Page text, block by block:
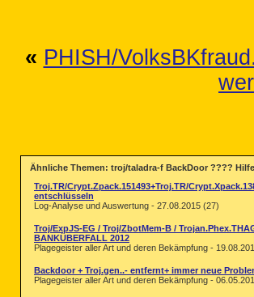
« PHISH/
Ähnliche Themen: troj/taladra-f BackDoor ???? Hilfe
Troj.TR/Crypt.Zpack.151493+Troj.TR/
entschlüsseln
Log-Analyse und Auswertung - 27.08.2015 (27)
Troj/ExpJS-EG / Troj/ZbotMem-B /
BANKÜBERFALL 2012
Plagegeister aller Art und deren Bekämpfung -
Backdoor + Troj.gen..- entfernt+ immer neue
Plagegeister aller Art und deren Bekämpfung -